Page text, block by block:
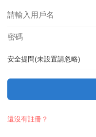
安全提問(未設置請忽略)
還沒有註冊？